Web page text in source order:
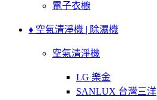
電子衣櫥
♦ 空氣清淨機 | 除濕機
空氣清淨機
LG 樂金
SANLUX 台灣三洋